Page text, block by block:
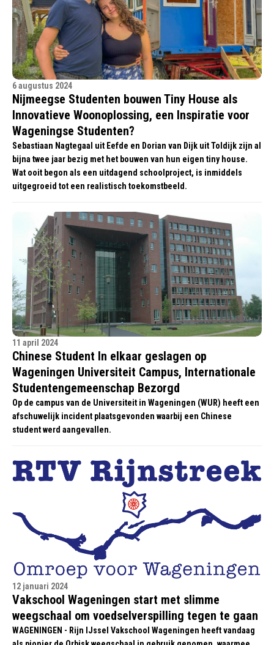
6 augustus 2024
Nijmeegse Studenten bouwen Tiny House als
Innovatieve Woonoplossing, een Inspiratie voor
Wageningse Studenten?
Sebastiaan Nagtegaal uit Eefde en Dorian van Dijk uit Toldijk zijn al
bijna twee jaar bezig met het bouwen van hun eigen tiny house.
Wat ooit begon als een uitdagend schoolproject, is inmiddels
uitgegroeid tot een realistisch toekomstbeeld.
11 april 2024
Chinese Student In elkaar geslagen op
Wageningen Universiteit Campus, Internationale
Studentengemeenschap Bezorgd
Op de campus van de Universiteit in Wageningen (WUR) heeft een
afschuwelijk incident plaatsgevonden waarbij een Chinese
student werd aangevallen.
12 januari 2024
Vakschool Wageningen start met slimme
weegschaal om voedselverspilling tegen te gaan
WAGENINGEN - Rijn IJssel Vakschool Wageningen heeft vandaag